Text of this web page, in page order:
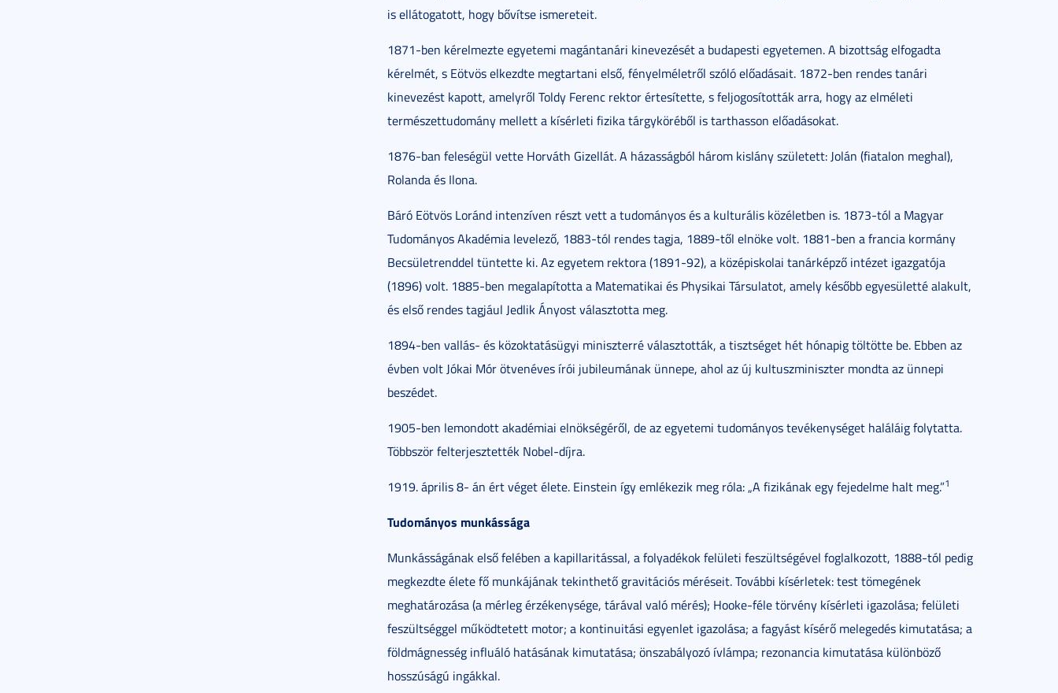
is ellátogatott, hogy bővítse ismereteit.
1871-ben kérelmezte egyetemi magántanári kinevezését a budapesti egyetemen. A bizottság elfogadta
kérelmét, s Eötvös elkezdte megtartani első, fényelméletről szóló előadásait. 1872-ben rendes tanári
kinevezést kapott, amelyről Toldy Ferenc rektor értesítette, s feljogosították arra, hogy az elméleti
természettudomány mellett a kísérleti fizika tárgyköréből is tarthasson előadásokat.
1876-ban feleségül vette Horváth Gizellát. A házasságból három kislány született: Jolán (fiatalon meghal),
Rolanda és Ilona.
Báró Eötvös Loránd intenzíven részt vett a tudományos és a kulturális közéletben is. 1873-tól a Magyar
Tudományos Akadémia levelező, 1883-tól rendes tagja, 1889-től elnöke volt. 1881-ben a francia kormány
Becsületrenddel tüntette ki. Az egyetem rektora (1891-92), a középiskolai tanárképző intézet igazgatója
(1896) volt. 1885-ben megalapította a Matematikai és Physikai Társulatot, amely később egyesületté alakult,
és első rendes tagjául Jedlik Ányost választotta meg.
1894-ben vallás- és közoktatásügyi miniszterré választották, a tisztséget hét hónapig töltötte be. Ebben az
évben volt Jókai Mór ötvenéves írói jubileumának ünnepe, ahol az új kultuszminiszter mondta az ünnepi
beszédet.
1905-ben lemondott akadémiai elnökségéről, de az egyetemi tudományos tevékenységet haláláig folytatta.
Többször felterjesztették Nobel-díjra.
1919. április 8- án ért véget élete. Einstein így emlékezik meg róla: „A fizikának egy fejedelme halt meg.”1
Tudományos munkássága
Munkásságának első felében a kapillaritással, a folyadékok felületi feszültségével foglalkozott, 1888-tól pedig
megkezdte élete fő munkájának tekinthető gravitációs méréseit. További kísérletek: test tömegének
meghatározása (a mérleg érzékenysége, tárával való mérés); Hooke-féle törvény kísérleti igazolása; felületi
feszültséggel működtetett motor; a kontinuitási egyenlet igazolása; a fagyást kísérő melegedés kimutatása; a
földmágnesség influáló hatásának kimutatása; önszabályozó ívlámpa; rezonancia kimutatása különböző
hosszúságú ingákkal.